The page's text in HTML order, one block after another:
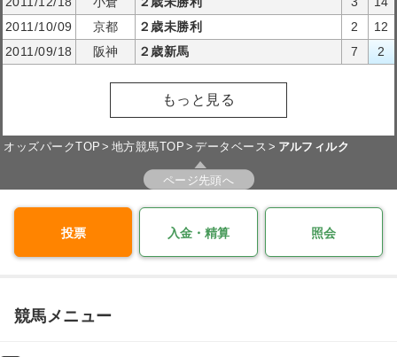
2011/10/09
京都 ２歳未勝利 2
12
2011/09/18
阪神 ２歳新馬 7 2
もっと見る
オッズパークTOP 地方競馬TOP データベース アルフィルク
ページ先頭へ
投票 入金・精算 照会
競馬メニュー